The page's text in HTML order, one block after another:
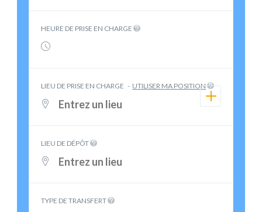
HEURE DE PRISE EN CHARGE
LIEU DE PRISE EN CHARGE - UTILISER MA POSITION
LIEU DE DÉPÔT
TYPE DE TRANSFERT